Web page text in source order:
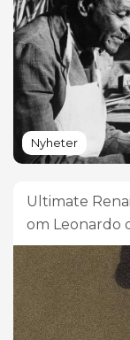
Nyheter
Ultimate
om Leonardo